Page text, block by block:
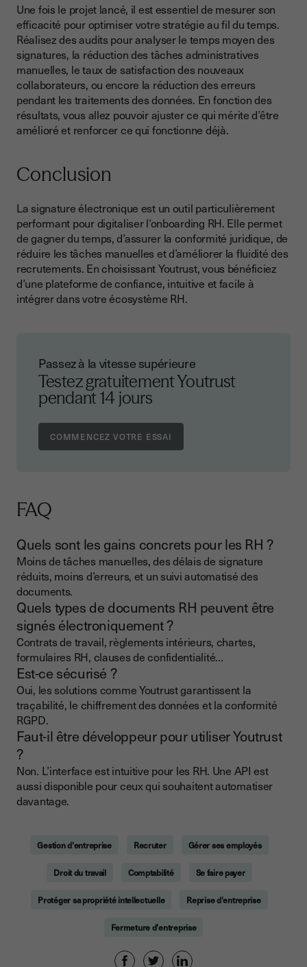
Une fois le projet lancé, il est essentiel de mesurer son
efficacité pour optimiser votre stratégie au fil du temps.
Réalisez des audits pour analyser le temps moyen des
signatures, la réduction des tâches administratives
manuelles, le taux de satisfaction des nouveaux
collaborateurs, ou encore la réduction des erreurs
pendant les traitements des données. En fonction des
résultats, vous allez pouvoir ajuster ce qui mérite d’être
amélioré et renforcer ce qui fonctionne déjà.
Conclusion
La signature électronique est un outil particulièrement
performant pour digitaliser l’onboarding RH. Elle permet
de gagner du temps, d’assurer la conformité juridique, de
réduire les tâches manuelles et d’améliorer la fluidité des
recrutements. En choisissant Youtrust, vous bénéficiez
d’une plateforme de confiance, intuitive et facile à
intégrer dans votre écosystème RH.
Passez à la vitesse supérieure
Testez gratuitement Youtrust
pendant 14 jours
FAQ
Quels sont les gains concrets pour les RH ?
Moins de tâches manuelles, des délais de signature
réduits, moins d’erreurs, et un suivi automatisé des
documents.
Quels types de documents RH peuvent être
signés électroniquement ?
Contrats de travail, règlements intérieurs, chartes,
formulaires RH, clauses de confidentialité…
Est-ce sécurisé ?
Oui, les solutions comme Youtrust garantissent la
traçabilité, le chiffrement des données et la conformité
RGPD.
Faut-il être développeur pour utiliser Youtrust
?
Non. L’interface est intuitive pour les RH. Une API est
aussi disponible pour ceux qui souhaitent automatiser
davantage.
Gestion d'entreprise Recruter Gérer ses employés
Droit du travail Comptabilité Se faire payer
Protéger sa propriété intellectuelle Reprise d'entreprise
Fermeture d'entreprise